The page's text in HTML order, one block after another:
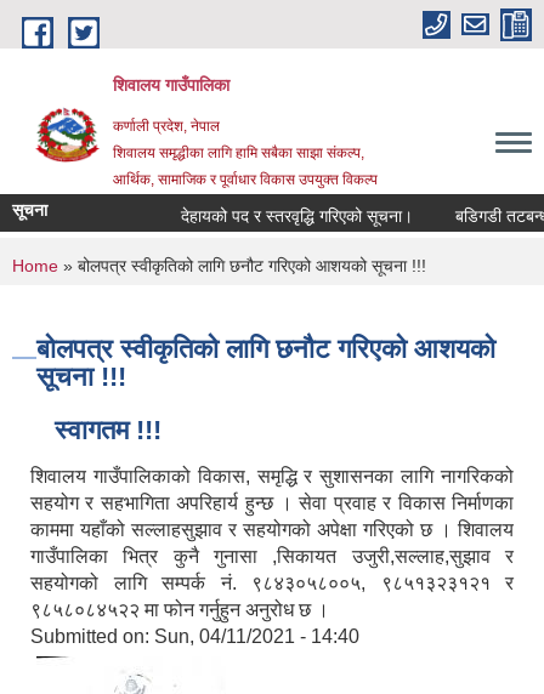
Skip to main content
शिवालय गाउँपालिका
कर्णाली प्रदेश, नेपाल
शिवालय समृद्धीका लागि हामि सबैका साझा संकल्प,
आर्थिक, सामाजिक र पूर्वाधार विकास उपयुक्त विकल्प
सूचना देहायको पद र स्तरवृद्धि गरिएको सूचना। बडिगडी तटबन्धन
You are here
Home » बोलपत्र स्वीकृतिको लागि छनौट गरिएको आशयको सूचना !!!
बोलपत्र स्वीकृतिको लागि छनौट गरिएको आशयको
सूचना !!!
स्वागतम !!!
शिवालय गाउँपालिकाको विकास, समृद्धि र सुशासनका लागि नागरिकको
सहयोग र सहभागिता अपरिहार्य हुन्छ । सेवा प्रवाह र विकास निर्माणका
काममा यहाँको सल्लाहसुझाव र सहयोगको अपेक्षा गरिएको छ । शिवालय
गाउँपालिका भित्र कुनै गुनासा ,सिकायत उजुरी,सल्लाह,सुझाव र
सहयोगको लागि सम्पर्क नं. ९८४३०५८००५, ९८५१३२३१२१ र
९८५८०८४५२२ मा फोन गर्नुहुन अनुरोध छ ।
Submitted on: Sun, 04/11/2021 - 14:40